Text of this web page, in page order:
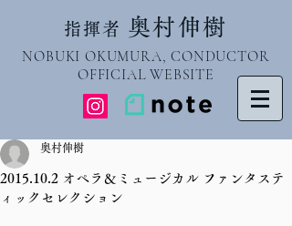
指揮者 奥村伸樹
NOBUKI OKUMURA, CONDUCTOR
OFFICIAL WEBSITE
2015.10.2 オペラ＆ミュージカル ファンタステ
ィックセレクション
奥村伸樹